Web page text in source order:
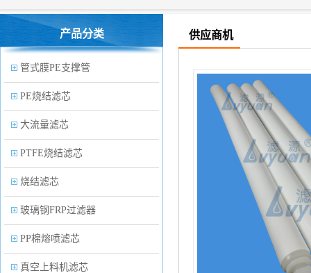
产品分类
管式膜PE支撑管
PE烧结滤芯
大流量滤芯
PTFE烧结滤芯
烧结滤芯
玻璃钢FRP过滤器
PP棉熔喷滤芯
真空上料机滤芯
供应商机